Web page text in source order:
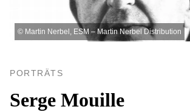
© Martin Nerbel, ESM – Martin Nerbel Distribution
PORTRÄTS
Serge Mouille